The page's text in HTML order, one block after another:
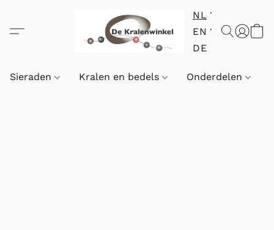
NL
EN
DE
Sieraden Kralen en bedels Onderdelen